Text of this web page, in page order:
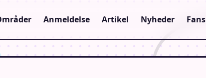
Anmeldelse Artikel Nyheder Fans